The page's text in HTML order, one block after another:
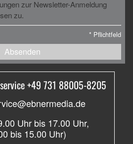
zur Newsletter-Anmeldung
zu.
* Pflichtfeld
Absenden
+49 731 88005-8205
Uhr bis 17.00 Uhr,
bis 15.00 Uhr)